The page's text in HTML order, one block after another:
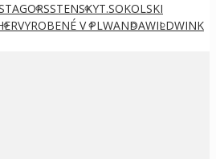
STENSKYT.SOKOLSKI
VYROBENÉ V PLWANDAWILDWINK